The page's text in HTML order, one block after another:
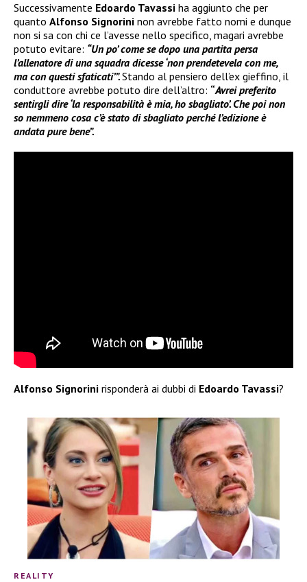
Successivamente Edoardo Tavassi ha aggiunto che per
quanto Alfonso Signorini non avrebbe fatto nomi e dunque
non si sa con chi ce l’avesse nello specifico, magari avrebbe
potuto evitare: “Un po’ come se dopo una partita persa
l’allenatore di una squadra dicesse ‘non prendetevela con me,
ma con questi sfaticati’”.Stando al pensiero dell’ex gieffino, il
conduttore avrebbe potuto dire dell’altro: “Avrei preferito
sentirgli dire ‘la responsabilità è mia, ho sbagliato’. Che poi non
so nemmeno cosa c’è stato di sbagliato perché l’edizione è
andata pure bene”.
Alfonso Signorini risponderà ai dubbi di Edoardo Tavassi?
REALITY